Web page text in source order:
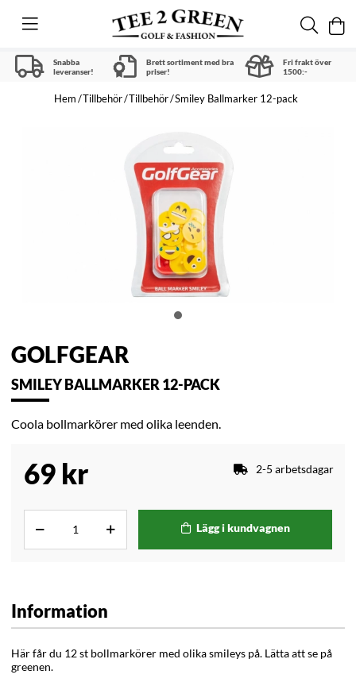
Snabba
leveranser!
Brett sortiment med bra
priser!
Fri frakt över
1500:-
Hem Tillbehör Tillbehör Smiley Ballmarker 12-pack
GOLFGEAR
SMILEY BALLMARKER 12-PACK
Coola bollmarkörer med olika leenden.
69 kr 2-5 arbetsdagar
Lägg i kundvagnen
Information
Här får du 12 st bollmarkörer med olika smileys på. Lätta att se på
greenen.